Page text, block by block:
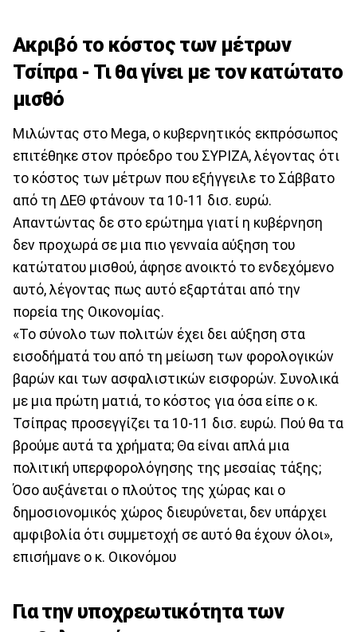
Ακριβό το κόστος των μέτρων
Τσίπρα - Τι θα γίνει με τον κατώτατο
μισθό
Μιλώντας στο Mega, ο κυβερνητικός εκπρόσωπος
επιτέθηκε στον πρόεδρο του ΣΥΡΙΖΑ, λέγοντας ότι
το κόστος των μέτρων που εξήγγειλε το Σάββατο
από τη ΔΕΘ φτάνουν τα 10-11 δισ. ευρώ.
Απαντώντας δε στο ερώτημα γιατί η κυβέρνηση
δεν προχωρά σε μια πιο γενναία αύξηση του
κατώτατου μισθού, άφησε ανοικτό το ενδεχόμενο
αυτό, λέγοντας πως αυτό εξαρτάται από την
πορεία της Οικονομίας.
«Το σύνολο των πολιτών έχει δει αύξηση στα
εισοδήματά του από τη μείωση των φορολογικών
βαρών και των ασφαλιστικών εισφορών. Συνολικά
με μια πρώτη ματιά, το κόστος για όσα είπε ο κ.
Τσίπρας προσεγγίζει τα 10-11 δισ. ευρώ. Πού θα τα
βρούμε αυτά τα χρήματα; Θα είναι απλά μια
πολιτική υπερφορολόγησης της μεσαίας τάξης;
Όσο αυξάνεται ο πλούτος της χώρας και ο
δημοσιονομικός χώρος διευρύνεται, δεν υπάρχει
αμφιβολία ότι συμμετοχή σε αυτό θα έχουν όλοι»,
επισήμανε ο κ. Οικονόμου
Για την υποχρεωτικότητα των